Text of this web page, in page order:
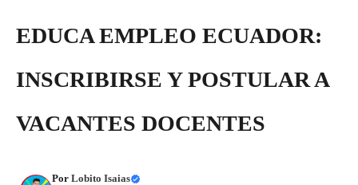
EDUCA EMPLEO ECUADOR:
INSCRIBIRSE Y POSTULAR A
VACANTES DOCENTES
Por Lobito Isaias